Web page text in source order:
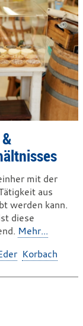
mit der
aus
werden kann.
diese
Mehr...
Korbach